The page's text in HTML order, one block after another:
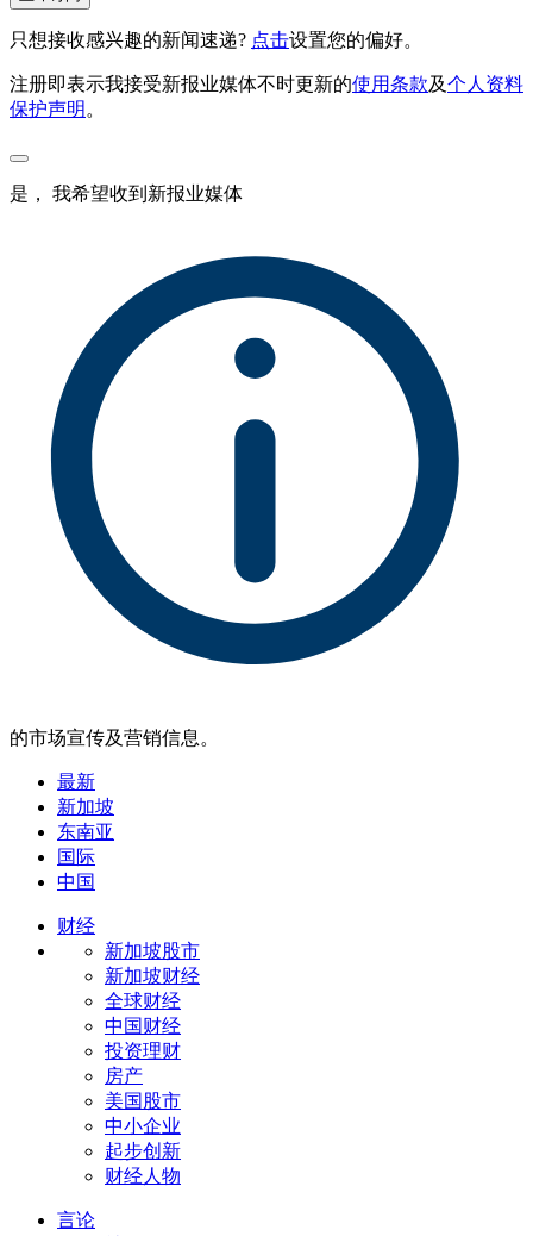
只想接收感兴趣的新闻速递? 点击设置您的偏好。
注册即表示我接受新报业媒体不时更新的使用条款及个人资料
保护声明 。
是， 我希望收到新报业媒体
的市场宣传及营销信息。
最新
新加坡
东南亚
国际
中国
财经
新加坡股市
新加坡财经
全球财经
中国财经
投资理财
房产
美国股市
中小企业
起步创新
财经人物
言论